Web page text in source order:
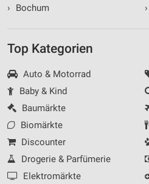
›
Bochum
›
Top Kategorien
Auto & Motorrad
Baby & Kind
Baumärkte
Biomärkte
Discounter
Drogerie & Parfümerie
Elektromärkte